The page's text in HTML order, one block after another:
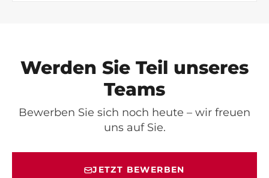
Werden Sie Teil unseres
Teams
Bewerben Sie sich noch heute – wir freuen
uns auf Sie.
JETZT BEWERBEN